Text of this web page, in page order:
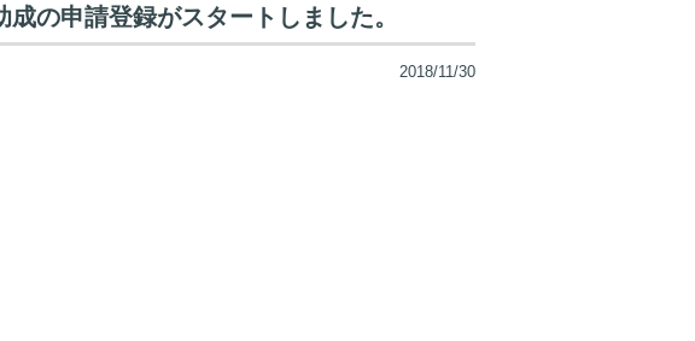
の申請登録がスタートしました。
2018/11/30